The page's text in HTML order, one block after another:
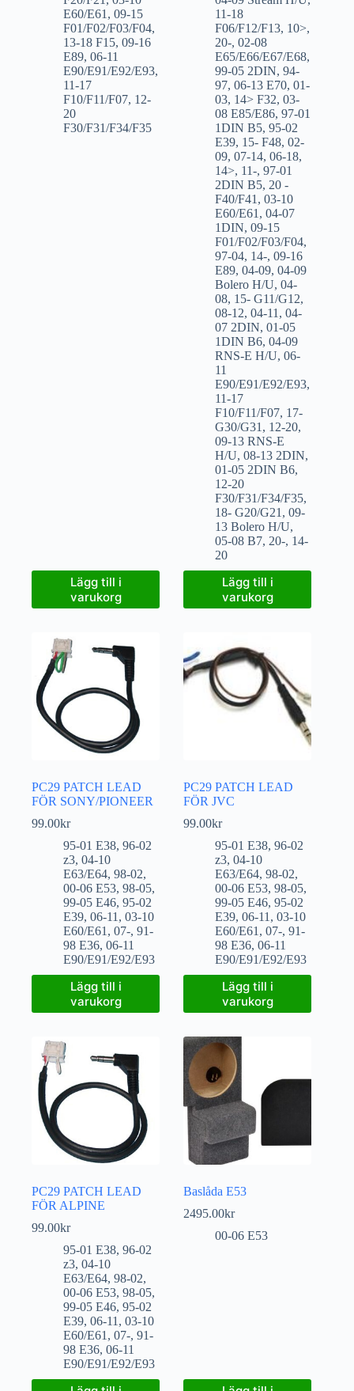
E60/E61 , 09-15
F01/F02/F03/F04,
13-18 F15, 09-16
E89, 06-11
E90/E91/E92/E93,
11-17
F10/F11/F07, 12-
20
F30/F31/F34/F35
Lägg till i
varukorg
11-18
F06/F12/F13, 10>,
20-,02-08
E65/E66/E67/E68,
99-05 2DIN,94-
97,06-13 E70,01-
03, 14> F32,03-
08 E85/E86,97-01
1DIN B5,95-02
E39, 15- F48,02-
09,07-14,06-18,
14>, 11-,97-01
2DIN B5, 20 -
F40/F41 ,03-10
E60/E61 ,04-07
1DIN,09-15
F01/F02/F03/F04,
97-04, 14-,09-16
E89,04-09,04-09
Bolero H/U,04-
08, 15- G11/G12,
08-12,04-11 ,04-
07 2DIN,01-05
1DIN B6,04-09
RNS-E H/U,06-
11
E90/E91/E92/E93,
11-17
F10/F11/F07, 17-
G30/G31 , 12-20,
09-13 RNS-E
H/U,08-13 2DIN,
01-05 2DIN B6,
12-20
F30/F31/F34/F35,
18- G20/G21 ,09-
13 Bolero H/U,
05-08 B7, 20-, 14-
20
Lägg till i
varukorg
PC29 PATCH LEAD
FÖR SONY/PIONEER
99.00kr
95-01 E38, 96-02
z3, 04-10
E63/E64, 98-02,
00-06 E53, 98-05,
99-05 E46, 95-02
E39, 06-11 , 03-10
E60/E61 , 07-, 91-
98 E36, 06-11
E90/E91/E92/E93
Lägg till i
varukorg
PC29 PATCH LEAD
FÖR JVC
99.00kr
95-01 E38,96-02
z3,04-10
E63/E64,98-02,
00-06 E53,98-05,
99-05 E46,95-02
E39,06-11 ,03-10
E60/E61 ,07-,91-
98 E36,06-11
E90/E91/E92/E93
Lägg till i
varukorg
PC29 PATCH LEAD
FÖR ALPINE
99.00kr
95-01 E38, 96-02
z3, 04-10
E63/E64, 98-02,
00-06 E53, 98-05,
99-05 E46, 95-02
E39, 06-11 , 03-10
E60/E61 , 07-, 91-
98 E36, 06-11
E90/E91/E92/E93
Baslåda E53
2495.00kr
00-06 E53